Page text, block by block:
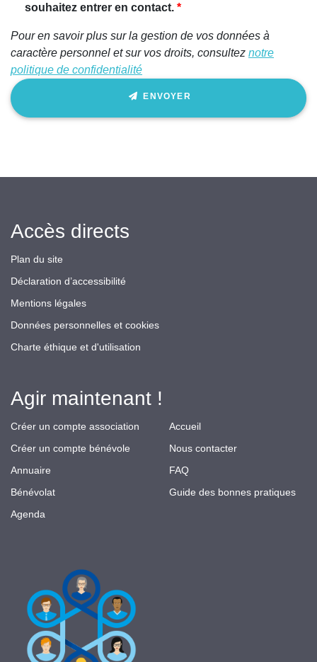
ignorez
champ
souhaitez entrer en contact.
Pour en savoir plus sur la gestion de vos données à
caractère personnel et sur vos droits, consultez notre
politique de confidentialité
ENVOYER
Accès directs
Plan du site
Déclaration d’accessibilité
Mentions légales
Données personnelles et cookies
Charte éthique et d'utilisation
Agir maintenant !
Créer un compte association
Créer un compte bénévole
Annuaire
Bénévolat
Agenda
Accueil
Nous contacter
FAQ
Guide des bonnes pratiques